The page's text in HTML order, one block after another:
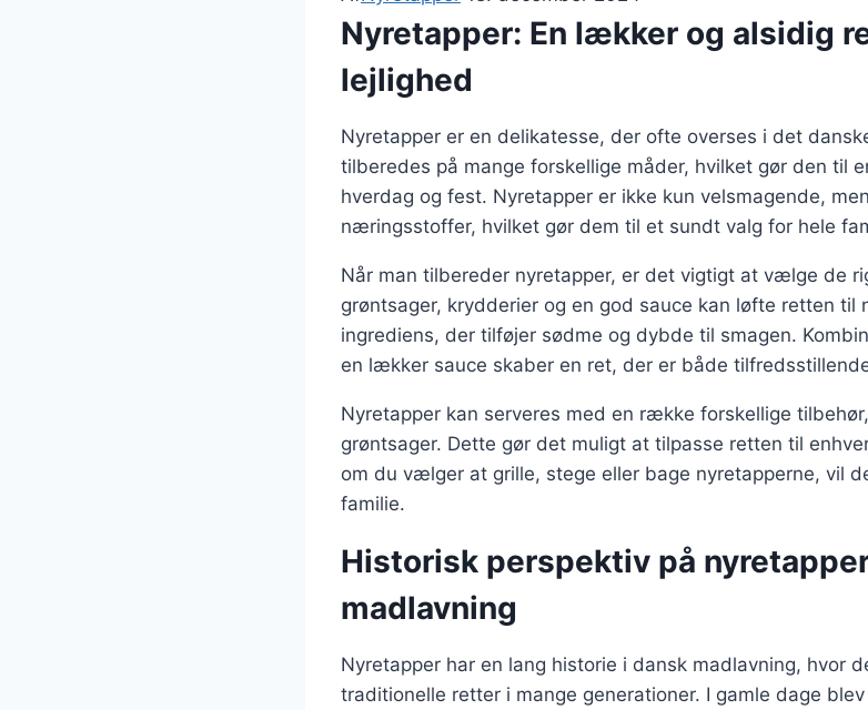
Nyretapper: En lækker og alsidig
lejlighed
Nyretapper er en delikatesse, der ofte overses i det
tilberedes på mange forskellige måder, hvilket gør den til
hverdag og fest. Nyretapper er ikke kun velsmagende,
næringsstoffer, hvilket gør dem til et sundt valg for hele
Når man tilbereder nyretapper, er det vigtigt at vælge de
grøntsager, krydderier og en god sauce kan løfte retten til
ingrediens, der tilføjer sødme og dybde til smagen.
en lækker sauce skaber en ret, der er både
Nyretapper kan serveres med en række forskellige
grøntsager. Dette gør det muligt at tilpasse retten til
om du vælger at grille, stege eller bage nyretapperne, vil
familie.
Historisk perspektiv på
madlavning
Nyretapper har en lang historie i dansk madlavning, hvor
traditionelle retter i mange generationer. I gamle dage